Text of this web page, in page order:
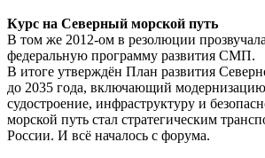
Курс на Северный морской путь
В том же 2012-ом в резолюции прозвучала
федеральную программу развития СМП.
В итоге утверждён План развития
до 2035 года, включающий
судостроение, инфраструктуру и
морской путь стал стратегическим
России. И всё началось с форума.